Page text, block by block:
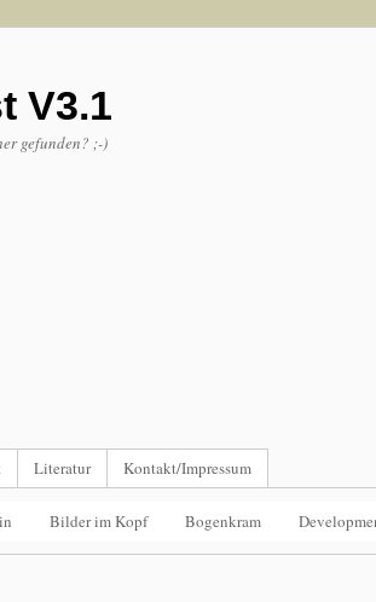
V3.1
gefunden? ;-)
Literatur Kontakt/Impressum
Bilder im Kopf Bogenkram